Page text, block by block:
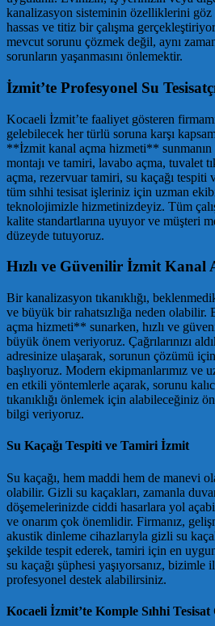
kanalizasyon sisteminin özelliklerini
hassas ve titiz bir çalışma
mevcut sorunu çözmek değil, aynı
sorunların yaşanmasını önlemektir.
İzmit’te Profesyonel Su
Kocaeli İzmit’te faaliyet gösteren
gelebilecek her türlü soruna karşı
**İzmit kanal açma hizmeti** sunmanın
montajı ve tamiri, lavabo açma, tuvalet
açma, rezervuar tamiri, su kaçağı
tüm sıhhi tesisat işleriniz için uzman
teknolojimizle hizmetinizdeyiz. Tüm
kalite standartlarına uyuyor ve müşteri
düzeyde tutuyoruz.
Hızlı ve Güvenilir İzmit Kanal
Bir kanalizasyon tıkanıklığı,
ve büyük bir rahatsızlığa neden
açma hizmeti** sunarken, hızlı ve
büyük önem veriyoruz. Çağrılarınızı
adresinize ulaşarak, sorunun çözümü
başlıyoruz. Modern ekipmanlarımız ve
en etkili yöntemlerle açarak, sorunu
tıkanıklığı önlemek için alabileceğiniz
bilgi veriyoruz.
Su Kaçağı Tespiti ve Tamiri İzmit
Su kaçağı, hem maddi hem de manevi
olabilir. Gizli su kaçakları, zamanla
döşemelerinizde ciddi hasarlara yol
ve onarım çok önemlidir. Firmanız,
akustik dinleme cihazlarıyla gizli su
şekilde tespit ederek, tamiri için en
su kaçağı şüphesi yaşıyorsanız, bizimle
profesyonel destek alabilirsiniz.
Kocaeli İzmit’te Komple Sıhhi